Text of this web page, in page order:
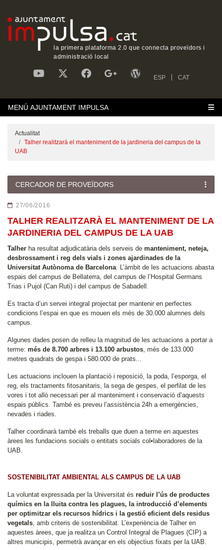
la primera plataforma 2.0 que connecta proveïdors i
administració local
ESP CAT
MENÚ AJUNTAMENT IMPULSA
Actualitat
Talher realitzarà el manteniment de la jardineria del campus de la
UAB
CERCADOR DE PROVEÏDORS
27/06/2016
TALHER REALITZARÀ EL MANTENIMENT DE LA
JARDINERIA DEL CAMPUS DE LA UAB
Talher ha resultat adjudicatària dels serveis de manteniment, neteja,
desbrossament i reg dels vials i zones ajardinades de la
Universitat Autònoma de Barcelona. L’àmbit de les actuacions abasta
espais del campus de Bellaterra, del campus de l’Hospital Germans
Trias i Pujol (Can Ruti) i del campus de Sabadell.
Es tracta d’un servei integral projectat per mantenir en perfectes
condicions l’espai en que es mouen els més de 30.000 alumnes dels
campus.
Algunes dades posen de relleu la magnitud de les actuacions a portar a
terme: més de 8.700 arbres i 13.100 arbustos, més de 133.000
metres quadrats de gespa i 580.000 de prats...
Les actuacions inclouen la plantació i reposició, la poda, l’esporga, el
reg, els tractaments fitosanitaris, la sega de gespes, el perfilat de les
vores i tot allò necessari per al manteniment i conservació d’aquests
espais públics. També es preveu l’assistència 24h a emergències,
nevades i riades.
Talher coordinarà també els treballs que duen a terme en aquestes
àrees les fundacions socials o entitats socials col•laboradores de la
UAB.
SOSTENIBILITAT AMBIENTAL ALS CAMPUS DE LA UAB
La voluntat expressada per la Universitat és reduir l’ús de productes
químics en la lluita contra les plagues, la introducció d’elements
per optimitzar els recursos hídrics i la gestió eficient dels residus
vegetals, amb criteris de sostenibilitat. L’experiència de Talher en
aquestes àrees, que ja realitza un Control Integral de Plagues (CIP) a
altres municipis, permetrà avançar en els objectius fixats per la UAB.